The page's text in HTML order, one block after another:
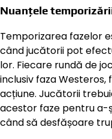
Nuanțele
Temporizarea fazelor
când jucătorii pot
lor. Fiecare rundă de
inclusiv faza Westeros,
acțiune. Jucătorii
acestor faze pentru a-
când să desfășoare